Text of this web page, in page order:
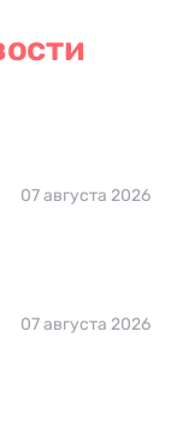
07 августа 2026
07 августа 2026